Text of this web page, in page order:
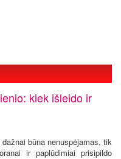
kiek išleido ir
būna nenuspėjamas, tik
ir paplūdimiai prisipildo